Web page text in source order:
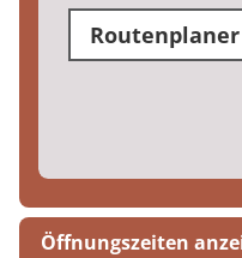
Öffnungszeiten